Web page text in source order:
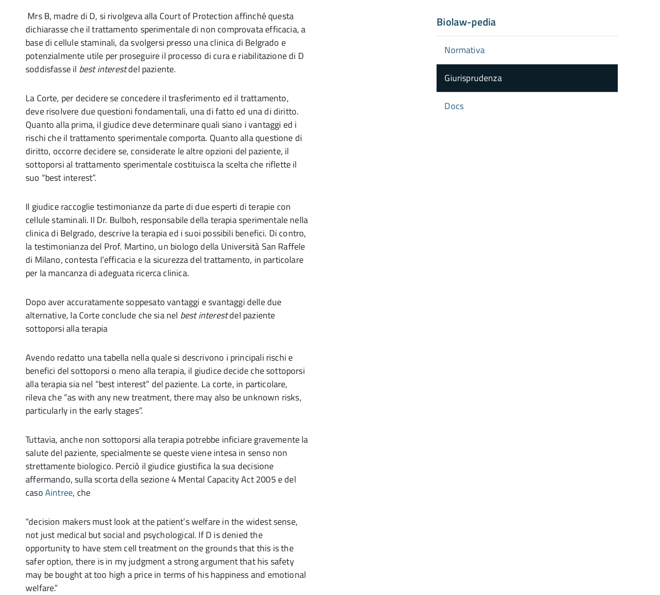
Mrs B, madre di D, si rivolgeva alla Court of Protection affinché questa
dichiarasse che il trattamento sperimentale di non comprovata efficacia, a
base di cellule staminali, da svolgersi presso una clinica di Belgrado e
potenzialmente utile per proseguire il processo di cura e riabilitazione di D
soddisfasse il best interestdel paziente.
La Corte, per decidere se concedere il trasferimento ed il trattamento,
deve risolvere due questioni fondamentali, una di fatto ed una di diritto.
Quanto alla prima, il giudice deve determinare quali siano i vantaggi ed i
rischi che il trattamento sperimentale comporta. Quanto alla questione di
diritto, occorre decidere se, considerate le altre opzioni del paziente, il
sottoporsi al trattamento sperimentale costituisca la scelta che riflette il
suo “best interest”.
Il giudice raccoglie testimonianze da parte di due esperti di terapie con
cellule staminali. Il Dr. Bulboh, responsabile della terapia sperimentale nella
clinica di Belgrado, descrive la terapia ed i suoi possibili benefici. Di contro,
la testimonianza del Prof. Martino, un biologo della Università San Raffele
di Milano, contesta l’efficacia e la sicurezza del trattamento, in particolare
per la mancanza di adeguata ricerca clinica.
Dopo aver accuratamente soppesato vantaggi e svantaggi delle due
alternative, la Corte conclude che sia nel best interestdel paziente
sottoporsi alla terapia
Avendo redatto una tabella nella quale si descrivono i principali rischi e
benefici del sottoporsi o meno alla terapia, il giudice decide che sottoporsi
alla terapia sia nel “best interest” del paziente. La corte, in particolare,
rileva che “as with any new treatment, there may also be unknown risks,
particularly in the early stages”.
Tuttavia, anche non sottoporsi alla terapia potrebbe inficiare gravemente la
salute del paziente, specialmente se queste viene intesa in senso non
strettamente biologico. Perciò il giudice giustifica la sua decisione
affermando, sulla scorta della sezione 4 Mental Capacity Act 2005 e del
casoAintree, che
“decision makers must look at the patient’s welfare in the widest sense,
not just medical but social and psychological. If D is denied the
opportunity to have stem cell treatment on the grounds that this is the
safer option, there is in my judgment a strong argument that his safety
may be bought at too high a price in terms of his happiness and emotional
welfare.”
Biolaw-pedia
Normativa
Giurisprudenza
Docs